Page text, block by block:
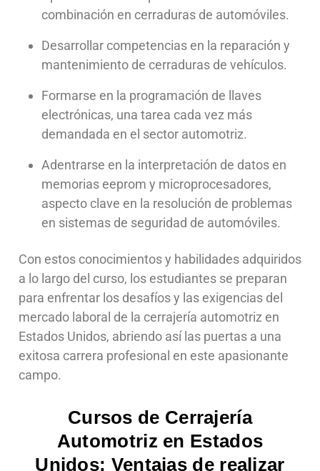
combinación en cerraduras de automóviles.
Desarrollar competencias en la reparación y
mantenimiento de cerraduras de vehículos.
Formarse en la programación de llaves
electrónicas, una tarea cada vez más
demandada en el sector automotriz.
Adentrarse en la interpretación de datos en
memorias eeprom y microprocesadores,
aspecto clave en la resolución de problemas
en sistemas de seguridad de automóviles.
Con estos conocimientos y habilidades adquiridos
a lo largo del curso, los estudiantes se preparan
para enfrentar los desafíos y las exigencias del
mercado laboral de la cerrajería automotriz en
Estados Unidos, abriendo así las puertas a una
exitosa carrera profesional en este apasionante
campo.
Cursos de Cerrajería
Automotriz en Estados
Unidos: Ventajas de realizar